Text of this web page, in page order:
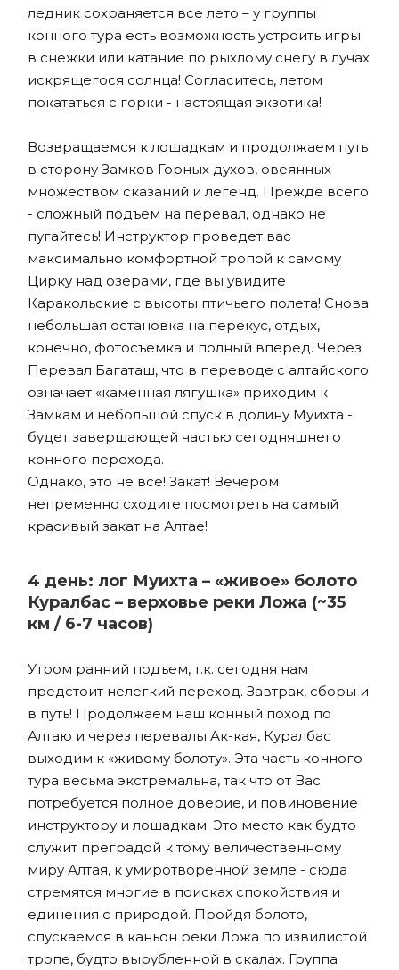
ледник сохраняется все лето – у группы
конного тура есть возможность устроить игры
в снежки или катание по рыхлому снегу в лучах
искрящегося солнца! Согласитесь, летом
покататься с горки - настоящая экзотика!
Возвращаемся к лошадкам и продолжаем путь
в сторону Замков Горных духов, овеянных
множеством сказаний и легенд. Прежде всего
- сложный подъем на перевал, однако не
пугайтесь! Инструктор проведет вас
максимально комфортной тропой к самому
Цирку над озерами, где вы увидите
Каракольские с высоты птичьего полета! Снова
небольшая остановка на перекус, отдых,
конечно, фотосъемка и полный вперед. Через
Перевал Багаташ, что в переводе с алтайского
означает «каменная лягушка» приходим к
Замкам и небольшой спуск в долину Муихта -
будет завершающей частью сегодняшнего
конного перехода.
Однако, это не все! Закат! Вечером
непременно сходите посмотреть на самый
красивый закат на Алтае!
4 день: лог Муихта – «живое» болото
Куралбас – верховье реки Ложа (~35
км / 6-7 часов)
Утром ранний подъем, т.к. сегодня нам
предстоит нелегкий переход. Завтрак, сборы и
в путь! Продолжаем наш конный поход по
Алтаю и через перевалы Ак-кая, Куралбас
выходим к «живому болоту». Эта часть конного
тура весьма экстремальна, так что от Вас
потребуется полное доверие, и повиновение
инструктору и лошадкам. Это место как будто
служит преградой к тому величественному
миру Алтая, к умиротворенной земле - сюда
стремятся многие в поисках спокойствия и
единения с природой. Пройдя болото,
спускаемся в каньон реки Ложа по извилистой
тропе, будто вырубленной в скалах. Группа